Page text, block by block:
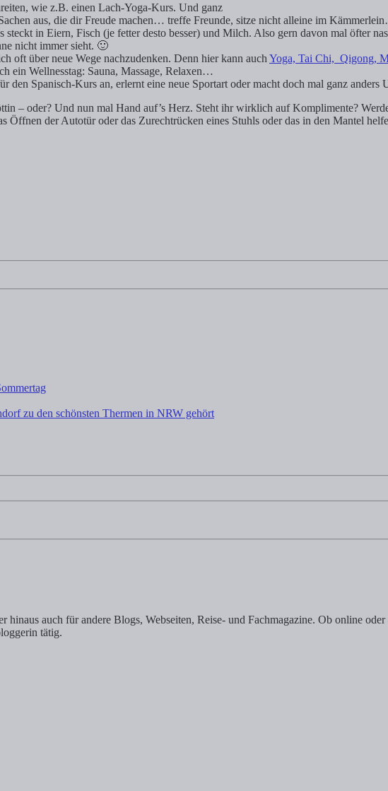
wie z.B. einen Lach-Yoga-Kurs. Und ganz
aus, die dir Freude machen… treffe Freunde, sitze nicht alleine im
in Eiern, Fisch (je fetter desto besser) und Milch. Also gern davon mal öfter
nicht immer sieht. 🙂
oft über neue Wege nachzudenken. Denn hier kann auch Yoga, Tai Chi, Qigong,
ein Wellnesstag: Sauna, Massage, Relaxen…
den Spanisch-Kurs an, erlernt eine neue Sportart oder macht doch mal ganz anders
– oder? Und nun mal Hand auf’s Herz. Steht ihr wirklich auf Komplimente?
der Autotür oder das Zurechtrücken eines Stuhls oder das in den Mantel
zu den schönsten Thermen in NRW gehört
auch für andere Blogs, Webseiten, Reise- und Fachmagazine. Ob online
tätig.